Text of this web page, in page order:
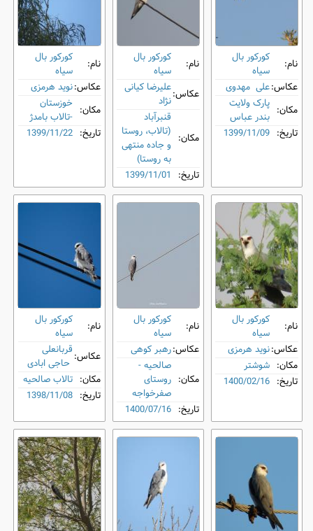
نام:
کورکور بال
‌سیاه
عکاس:علی مهدوی
مکان: پارک ولایت
بندر عباس
تاریخ: 1399/11/09
نام:
کورکور بال
‌سیاه
عکاس:علیرضا کیانی
نژاد
مکان:
قنبرآباد
(تالاب، روستا
و جاده منتهی
به روستا)
تاریخ: 1399/11/01
نام:
کورکور بال
‌سیاه
عکاس:نوید هرمزی
مکان: خوزستان
-تالاب بامدژ
تاریخ: 1399/11/22
نام:
کورکور بال
‌سیاه
عکاس:نوید هرمزی
مکان: شوشتر
تاریخ: 1400/02/16
نام:
کورکور بال
‌سیاه
عکاس:رهبر کوهی
مکان:
صالحیه -
روستای
صفرخواجه
تاریخ: 1400/07/16
نام:
کورکور بال
‌سیاه
عکاس:قربانعلی
حاجی ابادی
مکان: تالاب صالحیه
تاریخ: 1398/11/08